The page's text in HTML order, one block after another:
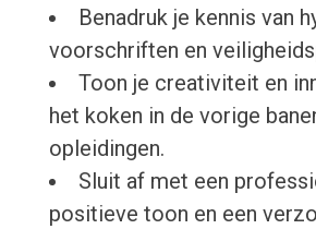
Benadruk je kennis van
voorschriften en
Toon je creativiteit en
het koken in de vorige
opleidingen.
Sluit af met een
positieve toon en een